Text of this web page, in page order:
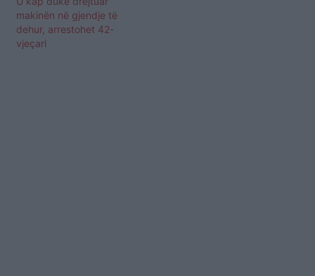
makinën në gjendje të
dehur, arrestohet 42-
vjeçari